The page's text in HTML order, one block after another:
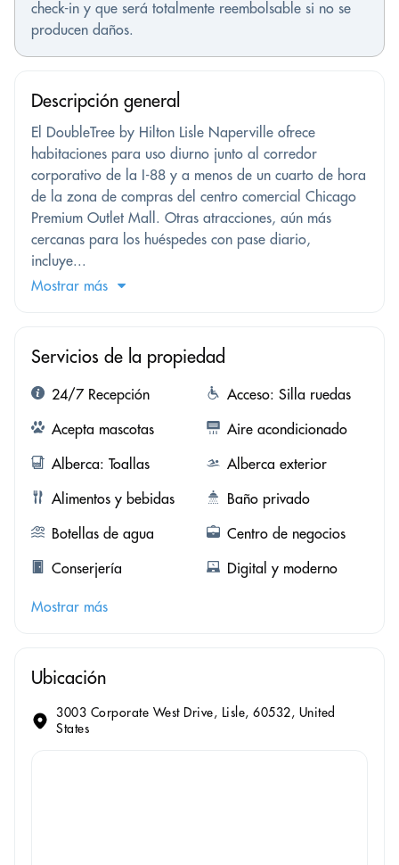
check-in y que será totalmente reembolsable si no se
producen daños.
Descripción general
El DoubleTree by Hilton Lisle Naperville ofrece
habitaciones para uso diurno junto al corredor
corporativo de la I-88 y a menos de un cuarto de hora
de la zona de compras del centro comercial Chicago
Premium Outlet Mall. Otras atracciones, aún más
cercanas para los huéspedes con pase diario,
incluye...
Mostrar más
Servicios de la propiedad
24/7 Recepción
Acceso: Silla ruedas
Acepta mascotas
Aire acondicionado
Alberca: Toallas
Alberca exterior
Alimentos y bebidas
Baño privado
Botellas de agua
Centro de negocios
Conserjería
Digital y moderno
Mostrar más
Ubicación
3003 Corporate West Drive, Lisle, 60532, United
States